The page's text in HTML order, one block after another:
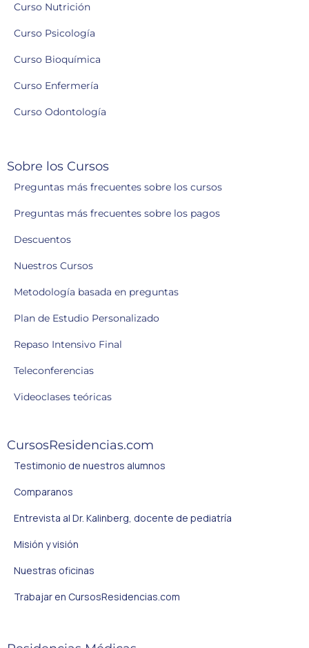
Curso Nutrición
Curso Psicología
Curso Bioquímica
Curso Enfermería
Curso Odontología
Sobre los Cursos
Preguntas más frecuentes sobre los cursos
Preguntas más frecuentes sobre los pagos
Descuentos
Nuestros Cursos
Metodología basada en preguntas
Plan de Estudio Personalizado
Repaso Intensivo Final
Teleconferencias
Videoclases teóricas
CursosResidencias.com
Testimonio de nuestros alumnos
Comparanos
Entrevista al Dr. Kalinberg, docente de pediatría
Misión y visión
Nuestras oficinas
Trabajar en CursosResidencias.com